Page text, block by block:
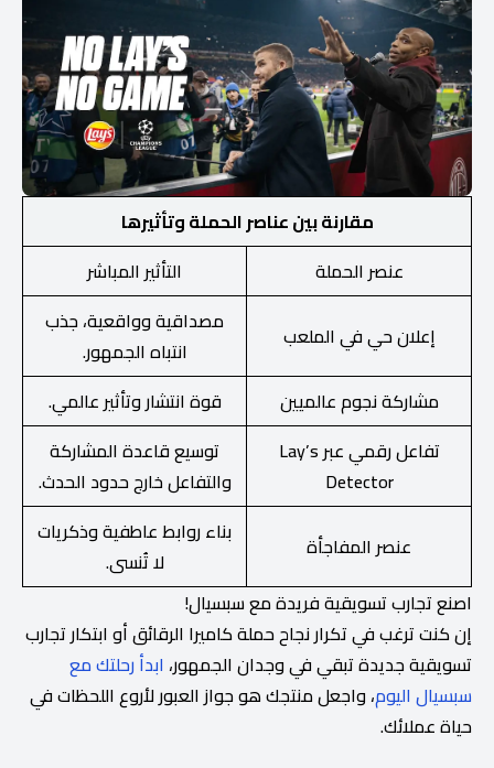
مقارنة بين عناصر الحملة وتأثيرها
عنصر الحملة
التأثير المباشر
إعلان حي في الملعب
مصداقية وواقعية، جذب
انتباه الجمهور.
مشاركة نجوم عالميين
قوة انتشار وتأثير عالمي.
تفاعل رقمي عبر Lay’s
Detector
توسيع قاعدة المشاركة
والتفاعل خارج حدود الحدث.
عنصر المفاجأة
بناء روابط عاطفية وذكريات
لا تُنسى.
اصنع تجارب تسويقية فريدة مع سبسيال!
إن كنت ترغب في تكرار نجاح حملة كاميرا الرقائق أو ابتكار تجارب
تسويقية جديدة تبقي في وجدان الجمهور، ابدأ رحلتك مع
سبسيال اليوم، واجعل منتجك هو جواز العبور لأروع اللحظات في
حياة عملائك.